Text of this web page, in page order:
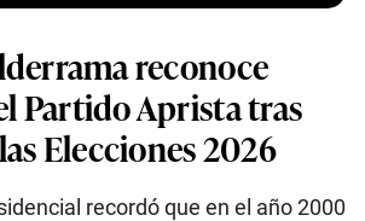
reconoce
Partido Aprista tras
Elecciones 2026
recordó que en el año 2000